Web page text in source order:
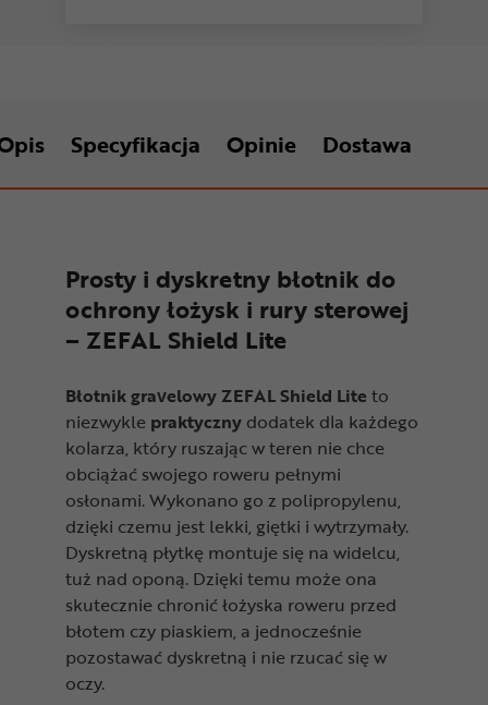
Specyfikacja Opinie Dostawa
Prosty i dyskretny błotnik do
ochrony łożysk i rury sterowej
– ZEFAL Shield Lite
Błotnik gravelowy ZEFAL Shield Lite to
niezwykle praktyczny dodatek dla każdego
kolarza, który ruszając w teren nie chce
obciążać swojego roweru pełnymi
osłonami. Wykonano go z polipropylenu,
dzięki czemu jest lekki, giętki i wytrzymały.
Dyskretną płytkę montuje się na widelcu,
tuż nad oponą. Dzięki temu może ona
skutecznie chronić łożyska roweru przed
błotem czy piaskiem, a jednocześnie
pozostawać dyskretną i nie rzucać się w
oczy.